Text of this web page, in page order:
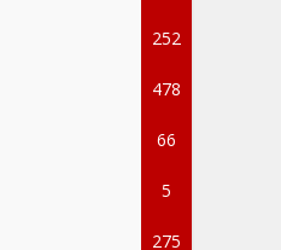
252
478
66
5
275